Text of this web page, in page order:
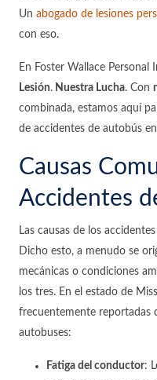
Un abogado de lesiones
con eso.
En Foster Wallace Personal
Lesión. Nuestra Lucha. Con
combinada, estamos aquí
de accidentes de autobús
Causas
Accidentes
Las causas de los
Dicho esto, a menudo se
mecánicas o condiciones
los tres. En el estado de
frecuentemente reportadas
autobuses:
Fatiga del conductor: